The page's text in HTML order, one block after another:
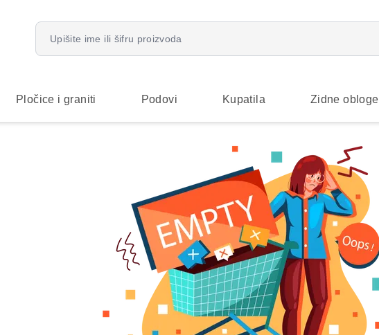
Pločice i graniti Podovi Kupatila Zidne obloge